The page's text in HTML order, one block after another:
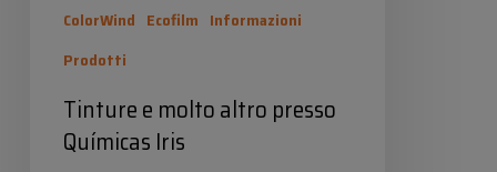
ColorWind Ecofilm Informazioni
Prodotti
Tinture e molto altro presso
Químicas Iris